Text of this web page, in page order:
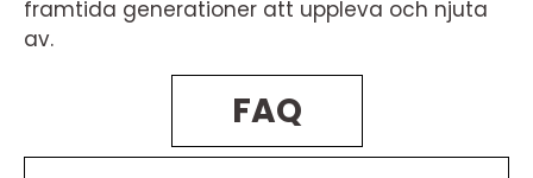
framtida generationer att uppleva och njuta
av.
FAQ